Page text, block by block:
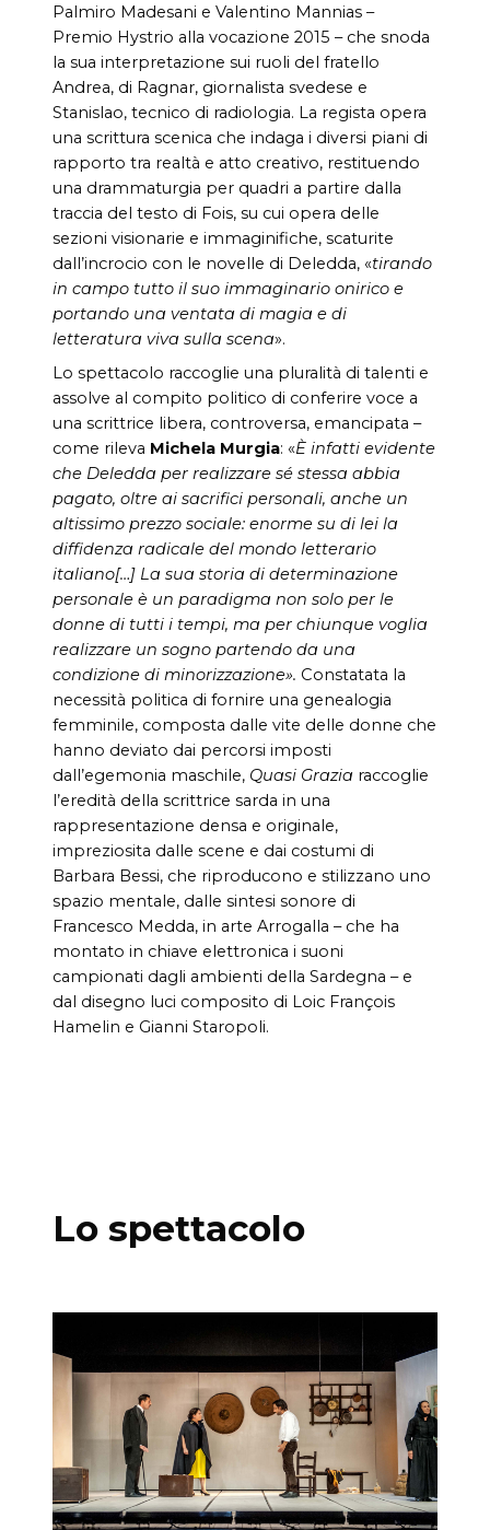
Palmiro Madesani e Valentino Mannias –
Premio Hystrio alla vocazione 2015 – che snoda
la sua interpretazione sui ruoli del fratello
Andrea, di Ragnar, giornalista svedese e
Stanislao, tecnico di radiologia. La regista opera
una scrittura scenica che indaga i diversi piani di
rapporto tra realtà e atto creativo, restituendo
una drammaturgia per quadri a partire dalla
traccia del testo di Fois, su cui opera delle
sezioni visionarie e immaginifiche, scaturite
dall’incrocio con le novelle di Deledda, «tirando
in campo tutto il suo immaginario onirico e
portando una ventata di magia e di
letteratura viva sulla scena».
Lo spettacolo raccoglie una pluralità di talenti e
assolve al compito politico di conferire voce a
una scrittrice libera, controversa, emancipata –
come rileva Michela Murgia: «È infatti evidente
che Deledda per realizzare sé stessa abbia
pagato, oltre ai sacrifici personali, anche un
altissimo prezzo sociale: enorme su di lei la
diffidenza radicale del mondo letterario
italiano[…] La sua storia di determinazione
personale è un paradigma non solo per le
donne di tutti i tempi, ma per chiunque voglia
realizzare un sogno partendo da una
condizione di minorizzazione». Constatata la
necessità politica di fornire una genealogia
femminile, composta dalle vite delle donne che
hanno deviato dai percorsi imposti
dall’egemonia maschile, Quasi Grazia raccoglie
l’eredità della scrittrice sarda in una
rappresentazione densa e originale,
impreziosita dalle scene e dai costumi di
Barbara Bessi, che riproducono e stilizzano uno
spazio mentale, dalle sintesi sonore di
Francesco Medda, in arte Arrogalla – che ha
montato in chiave elettronica i suoni
campionati dagli ambienti della Sardegna – e
dal disegno luci composito di Loic François
Hamelin e Gianni Staropoli.
Lo spettacolo